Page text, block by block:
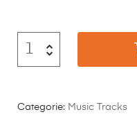
Categorie: Music Tracks